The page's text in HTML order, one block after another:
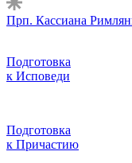
Прп. Кассиана
Подготовка
к Исповеди
Подготовка
к Причастию